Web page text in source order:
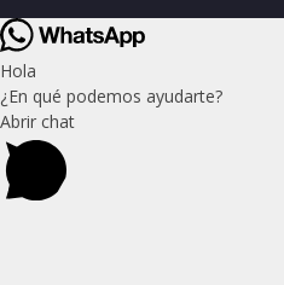
Hola
¿En qué podemos ayudarte?
Abrir chat